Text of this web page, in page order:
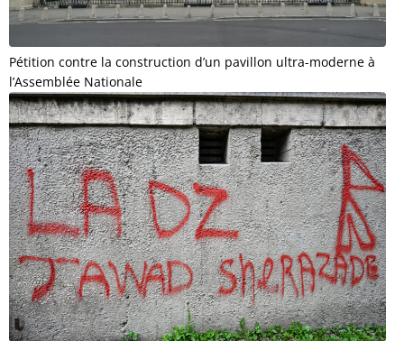
Pétition contre la construction d’un pavillon ultra-moderne à
l’Assemblée Nationale